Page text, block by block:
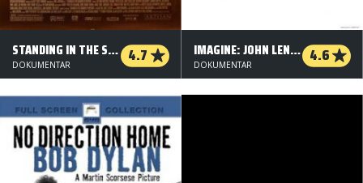
STANDING IN THE SHADOWS OF MOTOWN 4.7
DOKUMENTAR
IMAGINE: JOHN LENNON 4.6
DOKUMENTAR